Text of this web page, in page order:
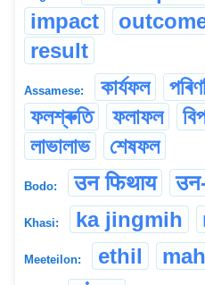
impact
result
Assamese: কাৰ্যফল
ফলশ্ৰুতি
ফলাফল
লাভালাভ
শেষফল
Bodo: उन फिथाय
Khasi: ka jingmih
Meeteilon: ethil